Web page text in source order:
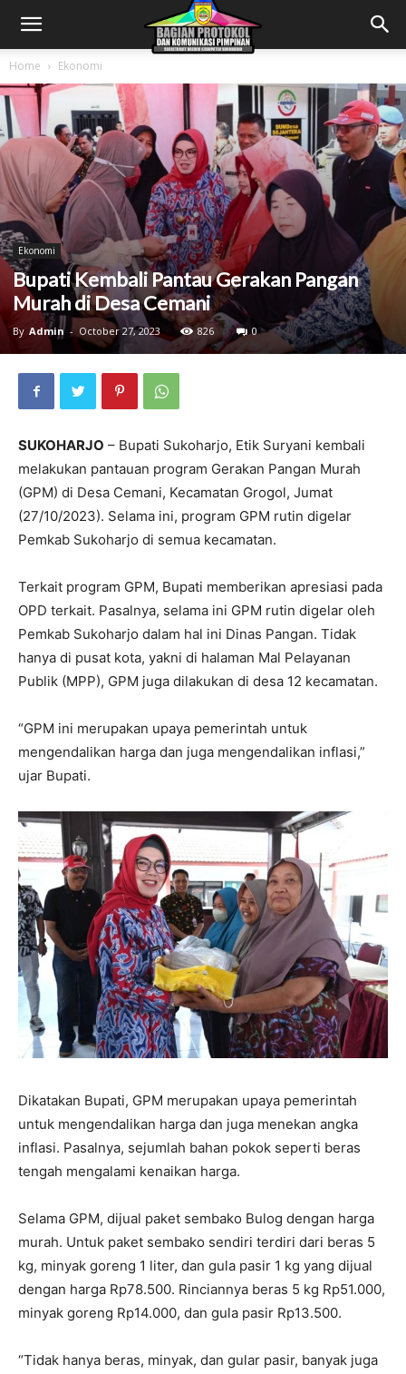
Home Ekonomi
Ekonomi
Bupati Kembali Pantau Gerakan Pangan
Murah di Desa Cemani
By Admin - October 27, 2023 826 0
SUKOHARJO – Bupati Sukoharjo, Etik Suryani kembali
melakukan pantauan program Gerakan Pangan Murah
(GPM) di Desa Cemani, Kecamatan Grogol, Jumat
(27/10/2023). Selama ini, program GPM rutin digelar
Pemkab Sukoharjo di semua kecamatan.
Terkait program GPM, Bupati memberikan apresiasi pada
OPD terkait. Pasalnya, selama ini GPM rutin digelar oleh
Pemkab Sukoharjo dalam hal ini Dinas Pangan. Tidak
hanya di pusat kota, yakni di halaman Mal Pelayanan
Publik (MPP), GPM juga dilakukan di desa 12 kecamatan.
“GPM ini merupakan upaya pemerintah untuk
mengendalikan harga dan juga mengendalikan inflasi,”
ujar Bupati.
Dikatakan Bupati, GPM merupakan upaya pemerintah
untuk mengendalikan harga dan juga menekan angka
inflasi. Pasalnya, sejumlah bahan pokok seperti beras
tengah mengalami kenaikan harga.
Selama GPM, dijual paket sembako Bulog dengan harga
murah. Untuk paket sembako sendiri terdiri dari beras 5
kg, minyak goreng 1 liter, dan gula pasir 1 kg yang dijual
dengan harga Rp78.500. Rinciannya beras 5 kg Rp51.000,
minyak goreng Rp14.000, dan gula pasir Rp13.500.
“Tidak hanya beras, minyak, dan gular pasir, banyak juga